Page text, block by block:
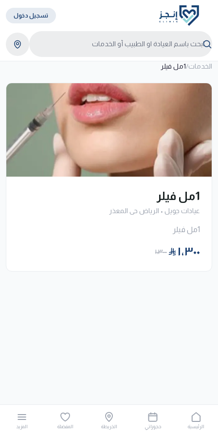
تسجيل دخول
الخدمات/1مل فيلر
1مل فيلر
عيادات جويل • الرياض حى المعذر
1مل فيلر
١٬٣٠٠ ١٬٣٠٠
الرئيسية حجوزاتي الخريطة المفضلة المزيد